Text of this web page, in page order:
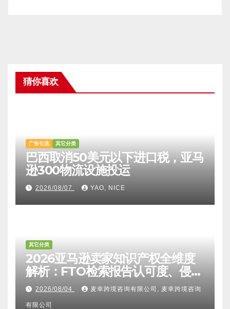
猜你喜欢
广告引流 其它分类
巴西取消50美元以下进口税，亚马
逊300物流设施投运
2026/08/07 YAO, NICE
其它分类
2026亚马逊卖家知识产权全维度
解析：FTO检索报告认可度、侵权
比对区别、TRO应诉方法及服务商
甄选避坑全攻略
2026/08/04 麦幸跨境咨询有限公司, 麦幸跨境咨询
有限公司